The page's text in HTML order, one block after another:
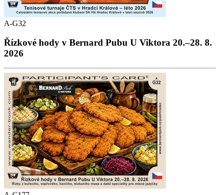
A-G32
Řízkové hody v Bernard Pubu U Viktora 20.–28. 8.
2026